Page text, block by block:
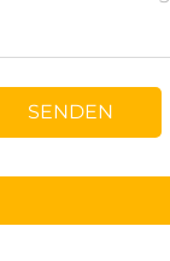
SENDEN